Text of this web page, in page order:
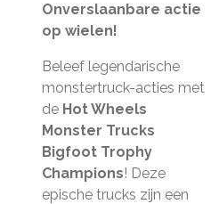
Onverslaanbare actie
op wielen!
Beleef legendarische
monstertruck-acties met
de Hot Wheels
Monster Trucks
Bigfoot Trophy
Champions! Deze
epische trucks zijn een